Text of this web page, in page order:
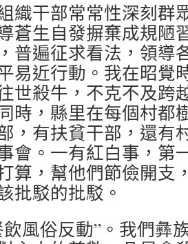
織干部常常性深刻群
蒼生自發摒棄成規陋
普遍征求看法，領導
易近行動。我在昭覺
世殺牛，不克不及跨
時，縣里在每個村都
，有扶貧干部，還有
會。一有紅白事，第
算，幫他們節儉開支
批駁的批駁。
風俗反動”。我們彝